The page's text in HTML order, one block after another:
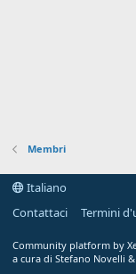
Membri
Italiano
Contattaci
Termini
Community platform by
a cura di Stefano Novelli &